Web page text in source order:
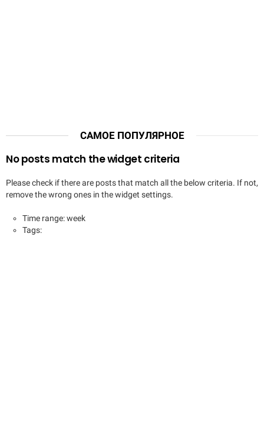
САМОЕ ПОПУЛЯРНОЕ
No posts match the widget criteria
Please check if there are posts that match all the below criteria. If not,
remove the wrong ones in the widget settings.
Time range: week
Tags: